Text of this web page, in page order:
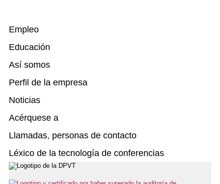
Empleo
Educación
Así somos
Perfil de la empresa
Noticias
Acérquese a
Llamadas, personas de contacto
Léxico de la tecnología de conferencias